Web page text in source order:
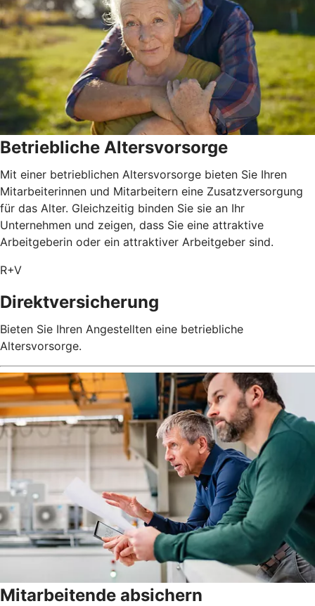
Betriebliche Altersvorsorge
Mit einer betrieblichen Altersvorsorge bieten Sie Ihren
Mitarbeiterinnen und Mitarbeitern eine Zusatzversorgung
für das Alter. Gleichzeitig binden Sie sie an Ihr
Unternehmen und zeigen, dass Sie eine attraktive
Arbeitgeberin oder ein attraktiver Arbeitgeber sind.
R+V
Direktversicherung
Bieten Sie Ihren Angestellten eine betriebliche
Altersvorsorge.
Mitarbeitende absichern